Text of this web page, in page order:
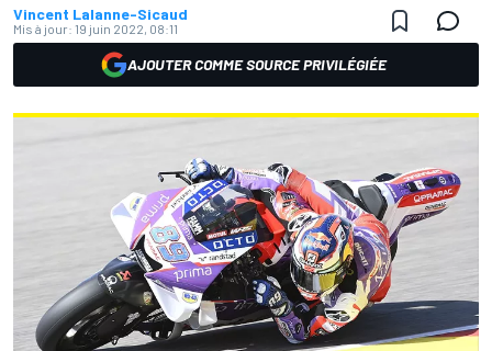
Vincent Lalanne-Sicaud
Mis à jour: 19 juin 2022, 08:11
AJOUTER COMME SOURCE PRIVILÉGIÉE